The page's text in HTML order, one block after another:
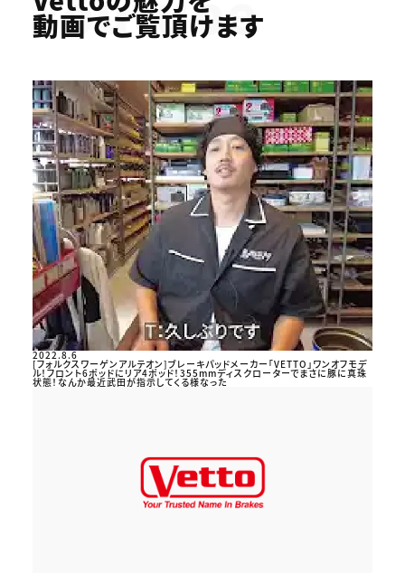
動画でご覧頂けます
2022.8.6
[フォルクスワーゲンアルテオン]ブレーキパッドメーカー「VETTO」ワンオフモデ
ル！フロント6ポッドにリア4ポッド！355mmディスクローターでまさに豚に真珠
状態！なんか最近武田が指示してくる様なった